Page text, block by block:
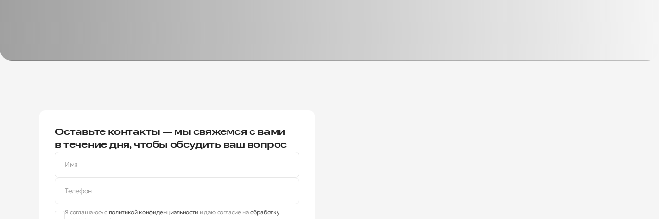
Оставьте контакты — мы свяжемся с вами
в течение дня, чтобы обсудить ваш вопрос
Имя
Телефон
Я соглашаюсь с политикой конфиденциальностии даю согласие наобработку